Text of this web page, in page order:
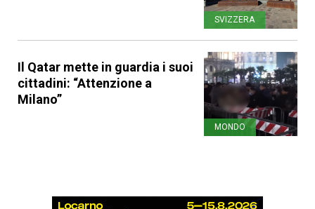
SVIZZERA
Il Qatar mette in guardia i suoi
cittadini: “Attenzione a
Milano”
MONDO